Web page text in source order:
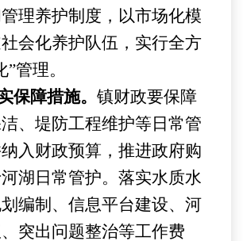
理养护制度，以市场化模
会化养护队伍，实行全方
”管理。
保障措施。 镇财政要保障
、堤防工程维护等日常管
入财政预算，推进政府购
湖日常管护。落实水质水
编制、信息平台建设、河
突出问题整治等工作费